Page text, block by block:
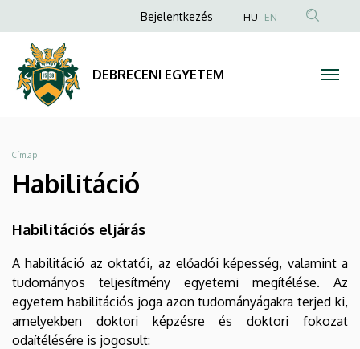
DEBRECENI
EGYETEM
a
tartalomra
Anonim
menüje
Bejelentkezés HU EN
DEBRECENI EGYETEM
Morzsa
Címlap
Habilitáció
Habilitációs eljárás
A habilitáció az oktatói, az előadói képesség, valamint a
tudományos teljesítmény egyetemi megítélése. Az
egyetem habilitációs joga azon tudományágakra terjed ki,
amelyekben doktori képzésre és doktori fokozat
odaítélésére is jogosult: